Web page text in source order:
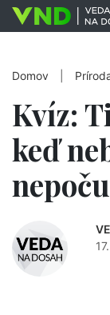
Domov
Kvíz:
keď